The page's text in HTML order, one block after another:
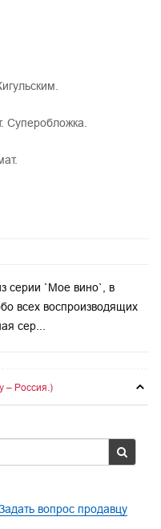
Суперобложка.
серии `Мое вино`, в
всех воспроизводящих
сер...
– Россия.)
вопрос продавцу